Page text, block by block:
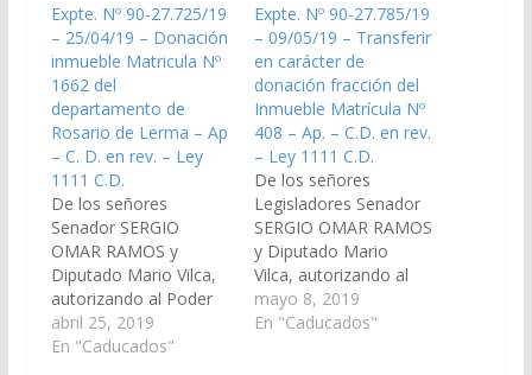
Expte. Nº 90-27.725/19
– 25/04/19 – Donación
inmueble Matricula Nº
1662 del
departamento de
Rosario de Lerma – Ap
– C. D. en rev. – Ley
1111 C.D.
De los señores
Senador SERGIO
OMAR RAMOS y
Diputado Mario Vilca,
autorizando al Poder
Ejecutivo transferir en
carácter de donación
abril 25, 2019
En "Caducados"
Expte. Nº 90-27.785/19
– 09/05/19 – Transferir
en carácter de
donación fracción del
Inmueble Matrícula Nº
408 – Ap. – C.D. en rev.
– Ley 1111 C.D.
De los señores
Legisladores Senador
SERGIO OMAR RAMOS
y Diputado Mario
Vilca, autorizando al
Poder Ejecutivo a
transferir en carácter
mayo 8, 2019
En "Caducados"